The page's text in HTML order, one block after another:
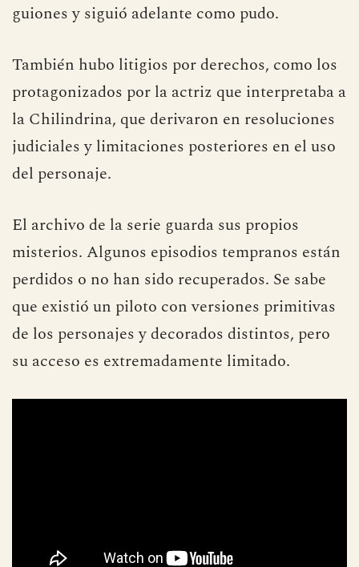
guiones y siguió adelante como pudo.
También hubo litigios por derechos, como los
protagonizados por la actriz que interpretaba a
la Chilindrina, que derivaron en resoluciones
judiciales y limitaciones posteriores en el uso
del personaje.
El archivo de la serie guarda sus propios
misterios. Algunos episodios tempranos están
perdidos o no han sido recuperados. Se sabe
que existió un piloto con versiones primitivas
de los personajes y decorados distintos, pero
su acceso es extremadamente limitado.